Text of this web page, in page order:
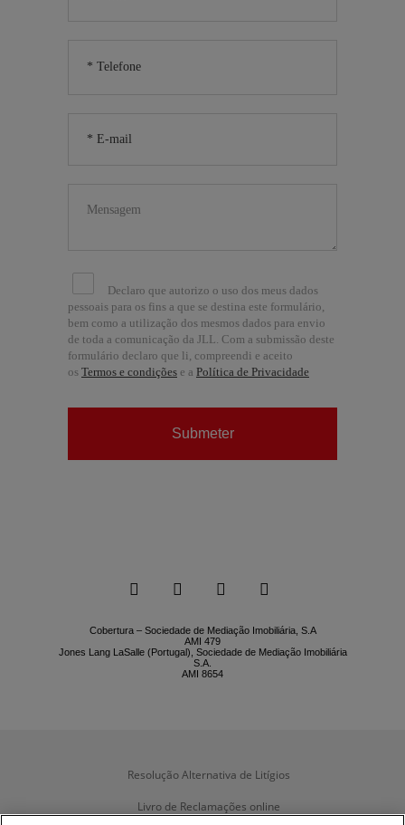
Declaro que autorizo o uso dos meus dados
pessoais para os fins a que se destina este formulário,
bem como a utilização dos mesmos dados para envio
de toda a comunicação da JLL. Com a submissão deste
formulário declaro que li, compreendi e aceito
os Termos e condições e a Política de Privacidade
Submeter
Cobertura – Sociedade de Mediação Imobiliária, S.A
AMI 479
Jones Lang LaSalle (Portugal), Sociedade de Mediação Imobiliária
S.A.
AMI 8654
   
Resolução Alternativa de Litígios
Livro de Reclamações online